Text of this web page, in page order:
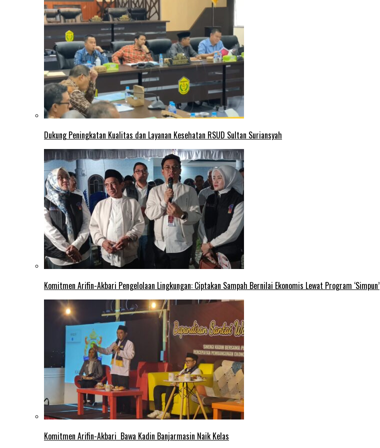
Dukung Peningkatan Kualitas dan Layanan Kesehatan RSUD Sultan Suriansyah
Komitmen Arifin-Akbari Pengelolaan Lingkungan: Ciptakan Sampah Bernilai Ekonomis Lewat Program ‘Simpun’
Komitmen Arifin-Akbari Bawa Kadin Banjarmasin Naik Kelas